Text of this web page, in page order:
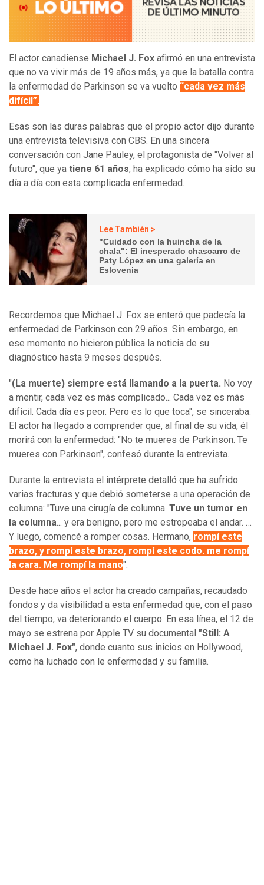
El actor canadiense Michael J. Fox afirmó en una entrevista
que no va vivir más de 19 años más, ya que la batalla contra
la enfermedad de Parkinson se va vuelto “cada vez más
difícil”.
Esas son las duras palabras que el propio actor dijo durante
una entrevista televisiva con CBS. En una sincera
conversación con Jane Pauley, el protagonista de "Volver al
futuro", que ya tiene 61 años, ha explicado cómo ha sido su
día a día con esta complicada enfermedad.
Lee También >
"Cuidado con la huincha de la
chala": El inesperado chascarro de
Paty López en una galería en
Eslovenia
Recordemos que Michael J. Fox se enteró que padecía la
enfermedad de Parkinson con 29 años. Sin embargo, en
ese momento no hicieron pública la noticia de su
diagnóstico hasta 9 meses después.
"(La muerte) siempre está llamando a la puerta. No voy
a mentir, cada vez es más complicado... Cada vez es más
difícil. Cada día es peor. Pero es lo que toca", se sinceraba.
El actor ha llegado a comprender que, al final de su vida, él
morirá con la enfermedad: "No te mueres de Parkinson. Te
mueres con Parkinson", confesó durante la entrevista.
Durante la entrevista el intérprete detalló que ha sufrido
varias fracturas y que debió someterse a una operación de
columna: "Tuve una cirugía de columna. Tuve un tumor en
la columna... y era benigno, pero me estropeaba el andar. …
Y luego, comencé a romper cosas. Hermano, rompí este
brazo, y rompí este brazo, rompí este codo. me rompí
la cara. Me rompí la mano".
Desde hace años el actor ha creado campañas, recaudado
fondos y da visibilidad a esta enfermedad que, con el paso
del tiempo, va deteriorando el cuerpo. En esa línea, el 12 de
mayo se estrena por Apple TV su documental "Still: A
Michael J. Fox", donde cuanto sus inicios en Hollywood,
como ha luchado con le enfermedad y su familia.